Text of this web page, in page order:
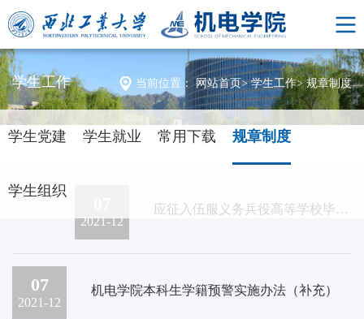
学生工作 当前位置： 网站首页> 学生工作> 规章制度
学生党建 学生就业 常用下载 规章制度
学生组织
2021-12
应征入伍服义务兵役高等学校毕业生学费补偿国家助学贷款代偿暂行办法
07
2021-12
机电学院本科生学籍预警实施办法（补充）